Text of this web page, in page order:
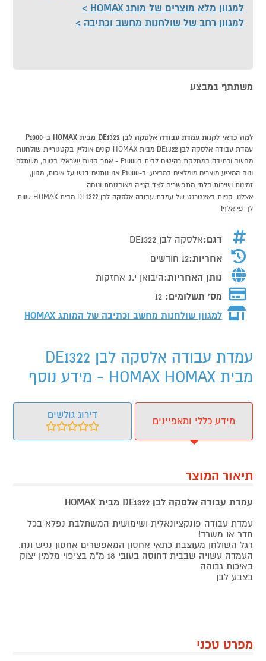
למגוון מלא מוצרים של מותג HOMAX
למגוון רחב של שולחנות מחשב וכתיבה
משתתף במבצע
למה כדאי לקנות עמדת עבודה אלסקה לבן DE1322 מבית HOMAX ב-P1000
עמדת עבודה אלסקה לבן DE1322 מבית HOMAX קונים אונליין בקטגוריית שולחנות
מחשב וכתיבה במחלקת רהיטים לבית בP1000 - אתר קניות ישראלי בטוח, משתלם
ונוח המציע מוצרים מומלצים במבצע. ב-P1000 אנו נותנים דגש על איכות, מגוון,
זמינות ושירות בלתי מתפשרים לצד קנייה מאובטחת ונוחה.
אצלנו, קניות באינטרנט של עמדת עבודה אלסקה לבן DE1322 מבית HOMAX שוות
לך פי אלף!
דגם:אלסקה לבן DE1322
אחריות:12 חודשים
נותן האחריות:היבואן י.נ אחזקות
מס' תשלומים: 12
למגוון שולחנות מחשב וכתיבה של המותג HOMAX
עמדת עבודה אלסקה לבן DE1322
מבית HOMAX HOMAX - מידע נוסף
מידע כללי ומאפיינים
דירוג גולשים
תיאור המוצר
עמדת עבודה אלסקה לבן DE1322 מבית HOMAX
עמדת עבודה פונקציונאלית ושימושית המשתלבת נפלא בכל
חדר או משרד!
רגל השולחן מעוצבת כתאי אחסון המאפשרים אחסון נגיש ונח.
העמדה עשויה שבבית דחוסה בעובי 18 מ"מ בציפוי מלמין יצוק
באיכות גבוהה
בצבע לבן
מפרט טכני